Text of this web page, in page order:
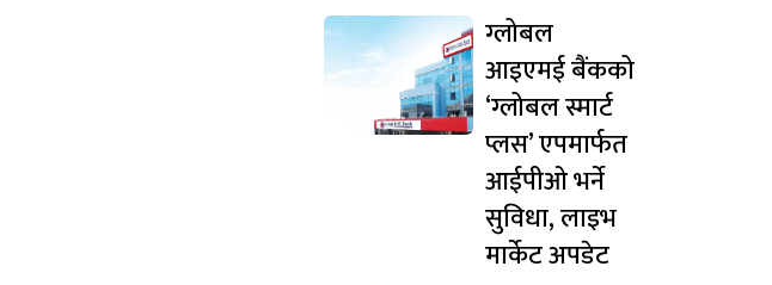
ग्लोबल
आइएमई बैंकको
‘ग्लोबल स्मार्ट
प्लस’ एपमार्फत
आईपीओ भर्ने
सुविधा, लाइभ
मार्केट अपडेट